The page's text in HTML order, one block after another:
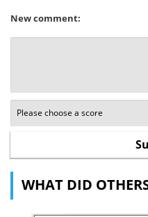
New comment:
WHAT DID